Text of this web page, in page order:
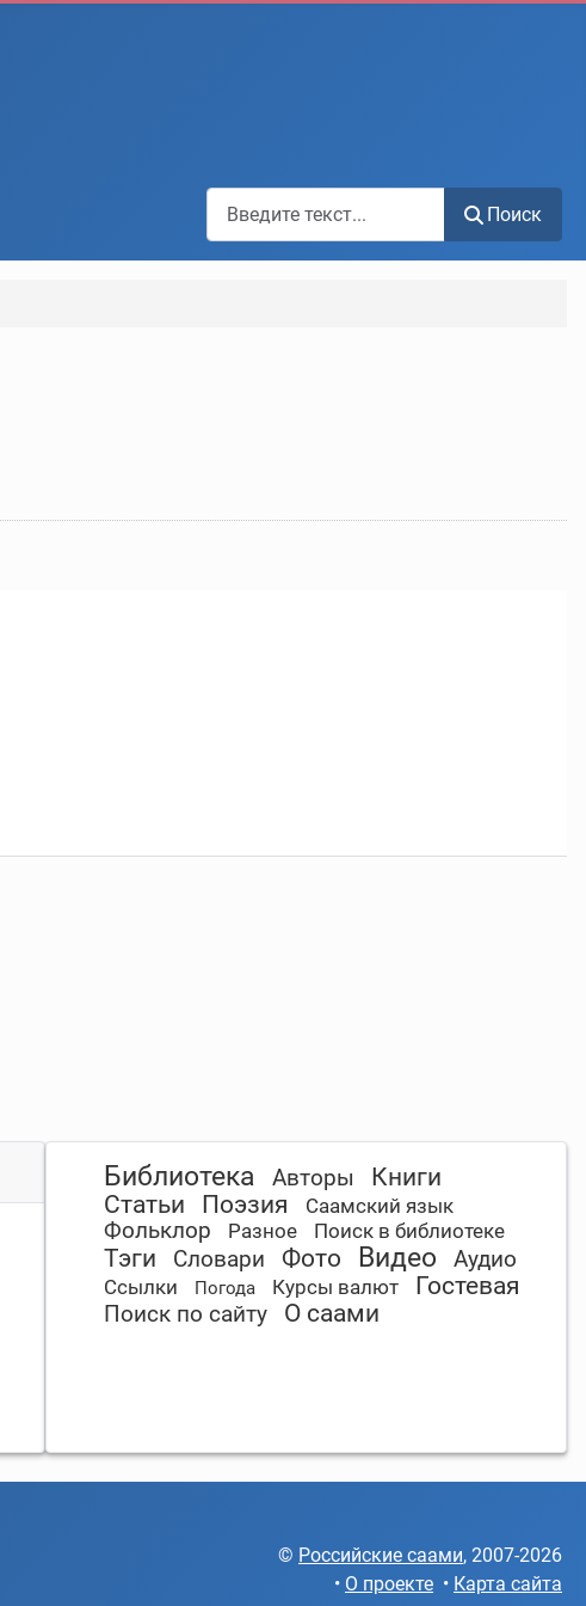
Поиск по сайту
Поиск
Библиотека Авторы
Книги
Статьи
Поэзия Саамский язык
Фольклор Разное Поиск в библиотеке
Тэги Словари Фото Видео Аудио
Ссылки Погода Курсы валют Гостевая
Поиск по сайту О саами
© Российские саами, 2007-2026
• О проекте • Карта сайта